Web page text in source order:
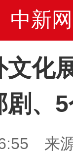
中新网
文化
剧、
来